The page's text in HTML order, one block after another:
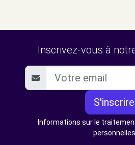
Inscrivez-vous à
S'inscrire
Informations sur le
personnelles